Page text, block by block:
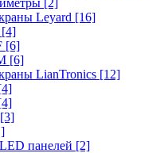
[2]
Leyard [16]
[4]
[6]
[6]
LianTronics [12]
[3]
панелей [2]